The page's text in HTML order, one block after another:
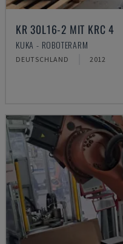
KR 30L16-2 MIT KRC 4
KUKA - ROBOTERARM
DEUTSCHLAND 2012